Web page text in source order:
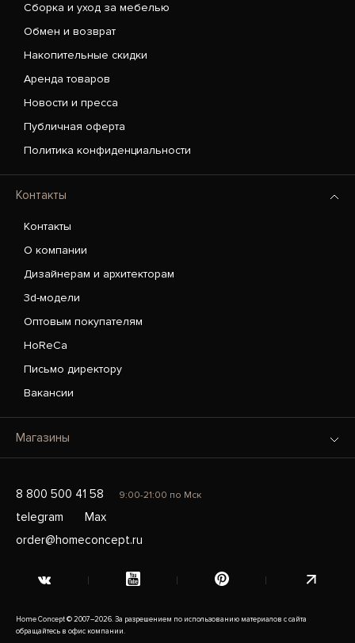
Сборка и уход за мебелью
Обмен и возврат
Накопительные скидки
Аренда товаров
Новости и пресса
Публичная оферта
Политика конфиденциальности
Контакты
Контакты
О компании
Дизайнерам и архитекторам
3d-модели
Оптовым покупателям
HoReCa
Письмо директору
Вакансии
Магазины
8 800 500 41 58 9:00-21:00 по Мск
telegram
Max
order@homeconcept.ru
Home Concept © 2007–2026. За разрешением по использованию материалов с сайта
обращайтесь в офис компании.